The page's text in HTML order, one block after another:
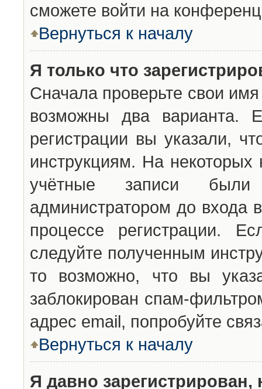
сможете войти на
Вернуться к началу
Я только что
Сначала проверьте свои
возможны два варианта.
регистрации вы указали,
инструкциям. На
учётные записи были
администратором до входа
процессе регистрации.
следуйте полученным
то возможно, что вы
заблокирован спам-
адрес email, попробуйте
Вернуться к началу
Я давно